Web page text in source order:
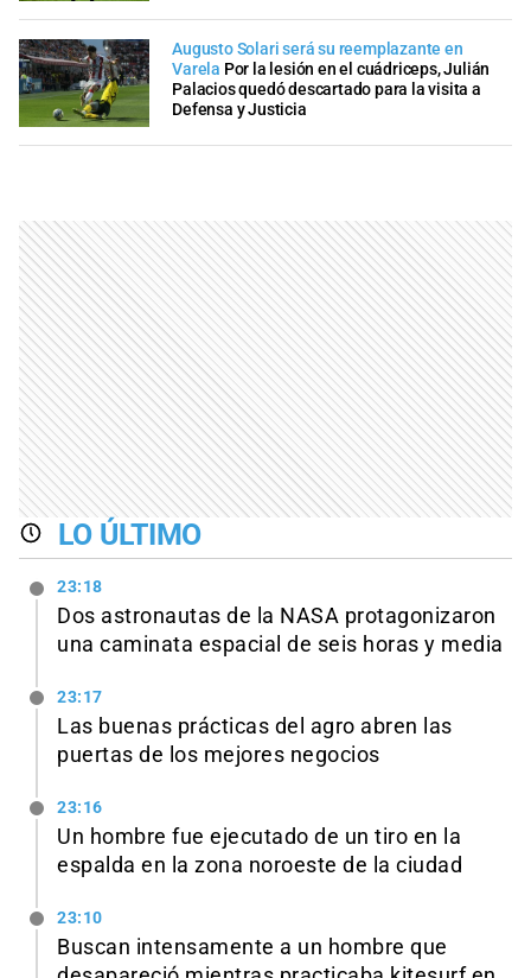
Augusto Solari será su reemplazante en
Varela Por la lesión en el cuádriceps, Julián
Palacios quedó descartado para la visita a
Defensa y Justicia
LO ÚLTIMO
23:18
Dos astronautas de la NASA protagonizaron
una caminata espacial de seis horas y media
23:17
Las buenas prácticas del agro abren las
puertas de los mejores negocios
23:16
Un hombre fue ejecutado de un tiro en la
espalda en la zona noroeste de la ciudad
23:10
Buscan intensamente a un hombre que